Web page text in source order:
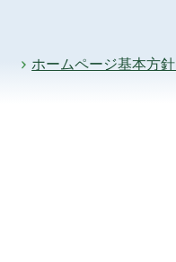
ホームページ基本方